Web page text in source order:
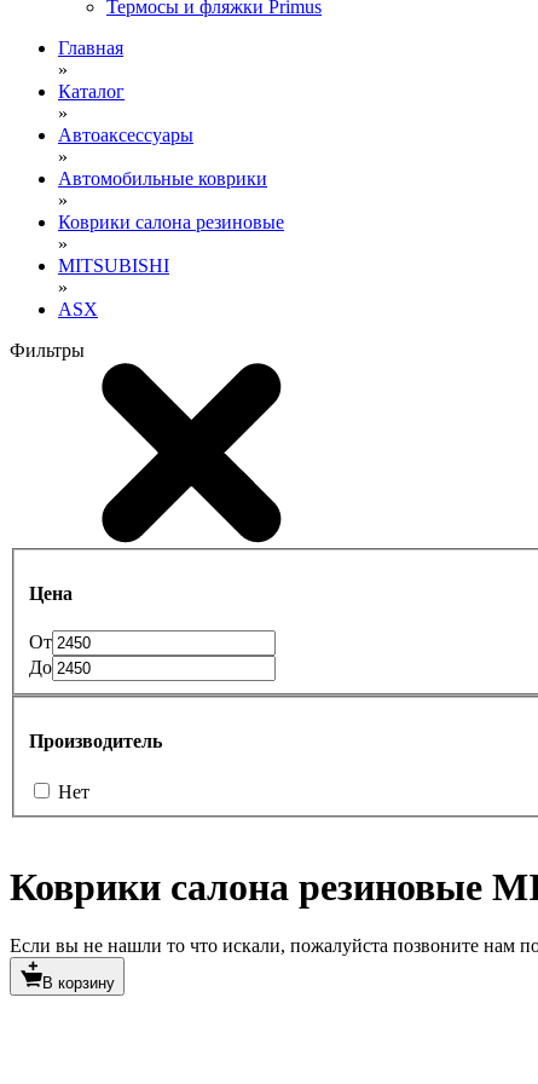
Термосы и фляжки Primus
Главная
»
Каталог
»
Автоаксессуары
»
Автомобильные коврики
»
Коврики салона резиновые
»
MITSUBISHI
»
ASX
Фильтры
Цена
От
До
Производитель
Нет
Коврики салона резиновые
Если вы не нашли то что искали, пожалуйста позвоните нам
В корзину